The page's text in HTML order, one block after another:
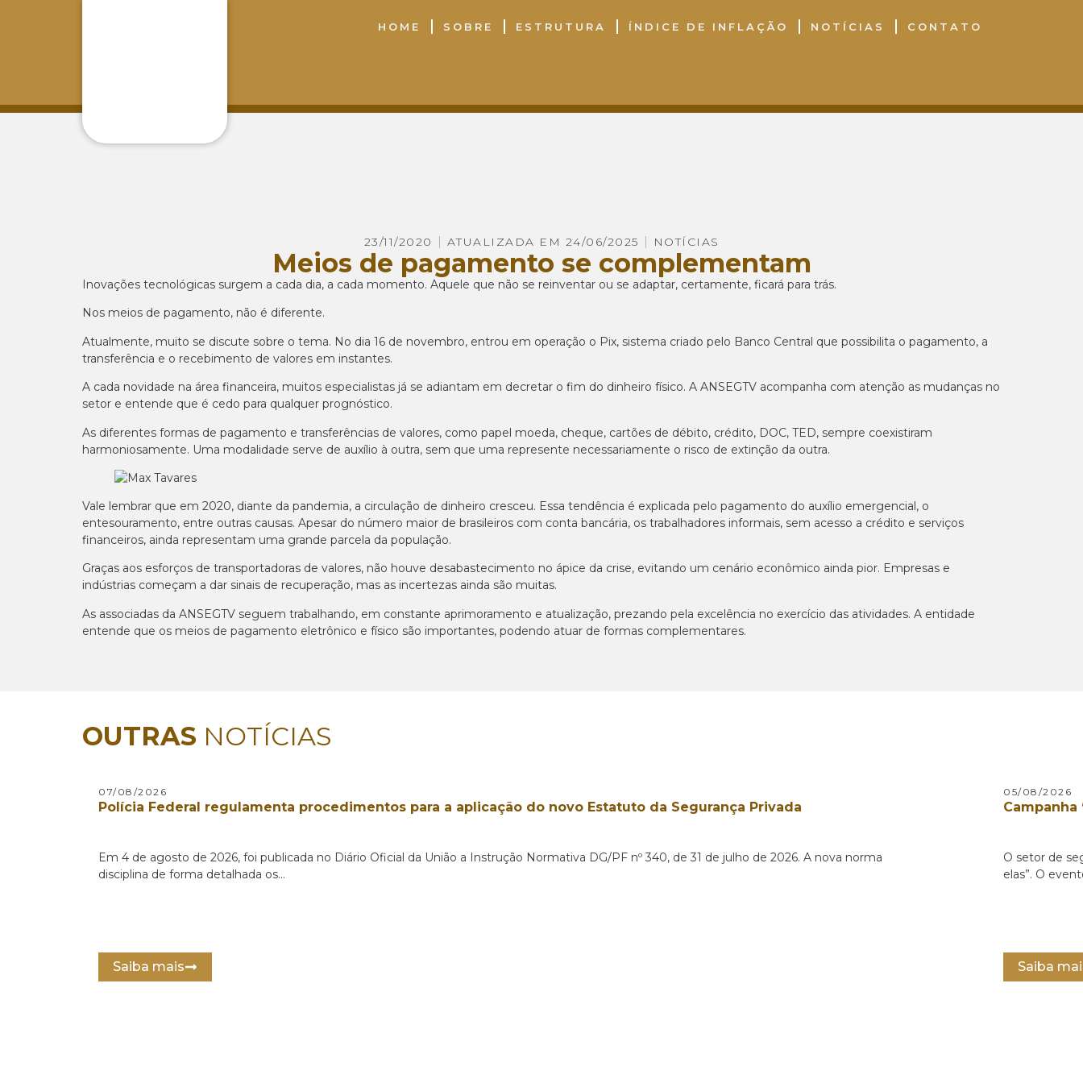
HOME SOBRE ESTRUTURA ÍNDICE DE INFLAÇÃO NOTÍCIAS CONTATO
23/11/2020 ATUALIZADA EM 24/06/2025 NOTÍCIAS
Meios de pagamento se complementam
Inovações tecnológicas surgem a cada dia, a cada momento. Aquele que não se reinventar ou se adaptar, certamente, ficará para trás.
Nos meios de pagamento, não é diferente.
Atualmente, muito se discute sobre o tema. No dia 16 de novembro, entrou em operação o Pix, sistema criado pelo Banco Central que possibilita o pagamento, a
transferência e o recebimento de valores em instantes.
A cada novidade na área financeira, muitos especialistas já se adiantam em decretar o fim do dinheiro físico. A ANSEGTV acompanha com atenção as mudanças no
setor e entende que é cedo para qualquer prognóstico.
As diferentes formas de pagamento e transferências de valores, como papel moeda, cheque, cartões de débito, crédito, DOC, TED, sempre coexistiram
harmoniosamente. Uma modalidade serve de auxílio à outra, sem que uma represente necessariamente o risco de extinção da outra.
Vale lembrar que em 2020, diante da pandemia, a circulação de dinheiro cresceu. Essa tendência é explicada pelo pagamento do auxílio emergencial, o
entesouramento, entre outras causas. Apesar do número maior de brasileiros com conta bancária, os trabalhadores informais, sem acesso a crédito e serviços
financeiros, ainda representam uma grande parcela da população.
Graças aos esforços de transportadoras de valores, não houve desabastecimento no ápice da crise, evitando um cenário econômico ainda pior. Empresas e
indústrias começam a dar sinais de recuperação, mas as incertezas ainda são muitas.
As associadas da ANSEGTV seguem trabalhando, em constante aprimoramento e atualização, prezando pela excelência no exercício das atividades. A entidade
entende que os meios de pagamento eletrônico e físico são importantes, podendo atuar de formas complementares.
OUTRAS NOTÍCIAS
07/08/2026
Polícia Federal regulamenta procedimentos para a aplicação do novo Estatuto da Segurança Privada
Em 4 de agosto de 2026, foi publicada no Diário Oficial da União a Instrução Normativa DG/PF nº 340, de 31 de julho de 2026. A nova norma
disciplina de forma detalhada os...
Saiba mais
05/08/2026
Campanha
O setor de
elas”. O
Saiba